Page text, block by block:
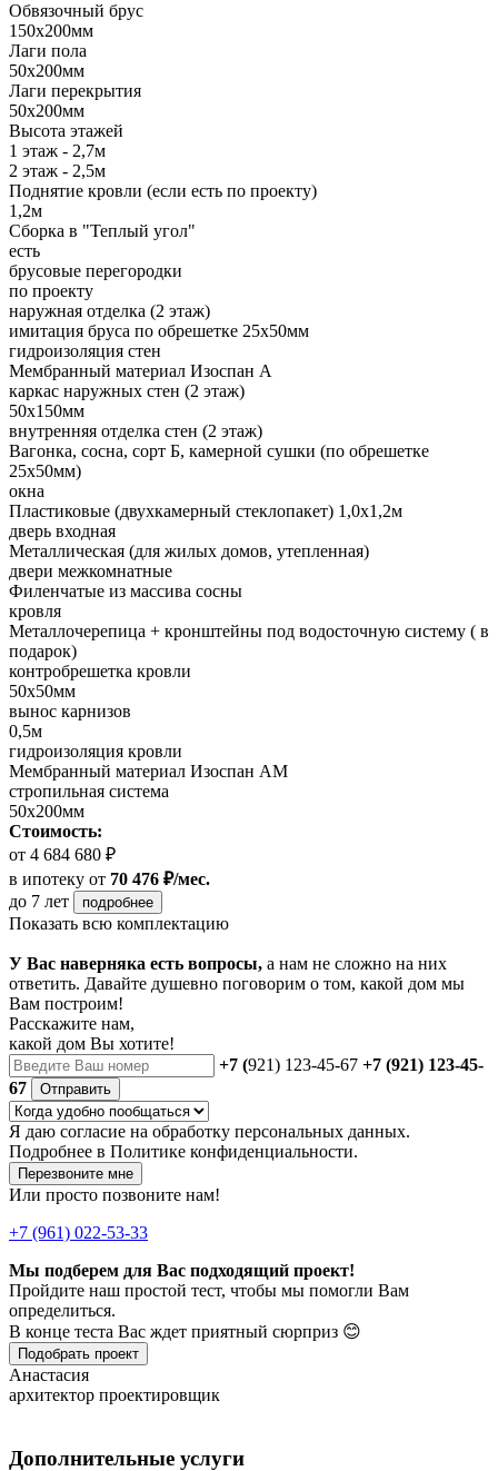
Обвязочный брус
150х200мм
Лаги пола
50х200мм
Лаги перекрытия
50х200мм
Высота этажей
1 этаж - 2,7м
2 этаж - 2,5м
Поднятие кровли (если есть по проекту)
1,2м
Сборка в "Теплый угол"
есть
брусовые перегородки
по проекту
наружная отделка (2 этаж)
имитация бруса по обрешетке 25х50мм
гидроизоляция стен
Мембранный материал Изоспан А
каркас наружных стен (2 этаж)
50х150мм
внутренняя отделка стен (2 этаж)
Вагонка, сосна, сорт Б, камерной сушки (по обрешетке
25х50мм)
окна
Пластиковые (двухкамерный стеклопакет) 1,0х1,2м
дверь входная
Металлическая (для жилых домов, утепленная)
двери межкомнатные
Филенчатые из массива сосны
кровля
Металлочерепица + кронштейны под водосточную систему ( в
подарок)
контробрешетка кровли
50х50мм
вынос карнизов
0,5м
гидроизоляция кровли
Мембранный материал Изоспан АМ
стропильная система
50х200мм
Стоимость:
от 4 684 680 ₽
в ипотеку от 70 476 ₽/мес.
до 7 лет
подробнее
Показать всю комплектацию
У Вас наверняка есть вопросы, а нам не сложно на них
ответить. Давайте душевно поговорим о том, какой дом мы
Вам построим!
Расскажите нам,
какой дом Вы хотите!
+7 (921) 123-45-67 +7 (921) 123-45-
67
Отправить
Я даю согласие на обработку персональных данных.
Подробнее в Политике конфиденциальности.
Перезвоните мне
Или просто позвоните нам!
+7 (961) 022-53-33
Мы подберем для Вас подходящий проект!
Пройдите наш простой тест, чтобы мы помогли Вам
определиться.
В конце теста Вас ждет приятный сюрприз 😊
Подобрать проект
Анастасия
архитектор проектировщик
Дополнительные услуги